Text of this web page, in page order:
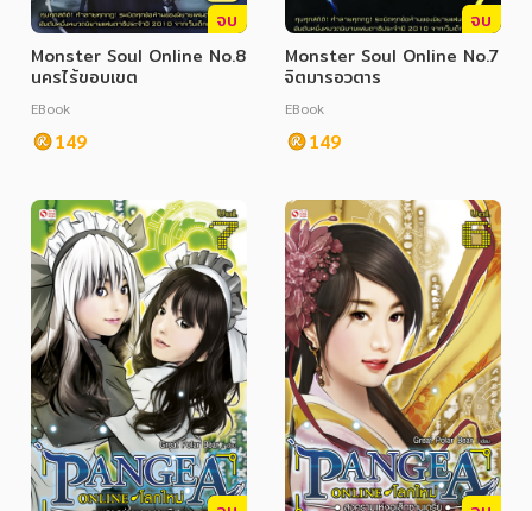
จบ
Monster Soul Online No.8
นครไร้ขอบเขต
EBook
149
จบ
Monster Soul Online No.7
จิตมารอวตาร
EBook
149